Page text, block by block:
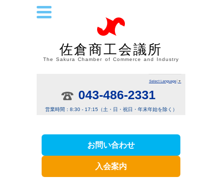
佐倉商工会議所
The Sakura Chamber of Commerce and Industry
Select Language ▼
043-486-2331
営業時間：8:30 - 17:15（土・日・祝日・年末年始を除く）
お問い合わせ
入会案内